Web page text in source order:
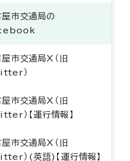
屋市交通局の
市交通局X（旧
）
市交通局X（旧
）【運行情報】
市交通局X（旧
）(英語)【運行情報】